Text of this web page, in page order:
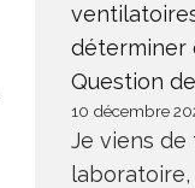
déterminer
Question
10 décembre
Je viens